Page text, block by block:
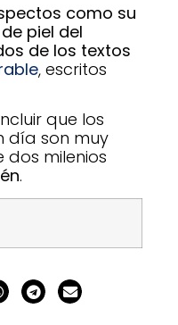
como su
piel del
de los textos
, escritos
que los
día son muy
dos milenios
.